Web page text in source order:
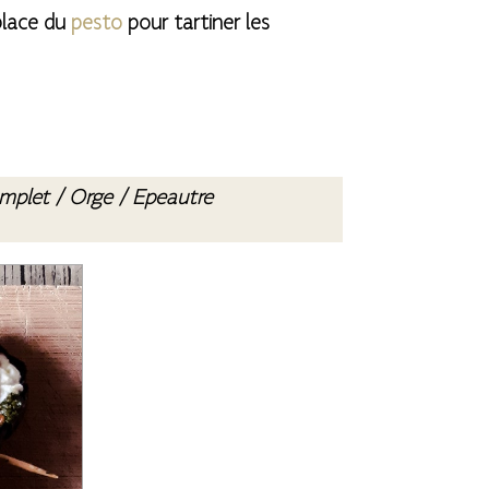
du pesto pour tartiner les
/ Orge / Epeautre